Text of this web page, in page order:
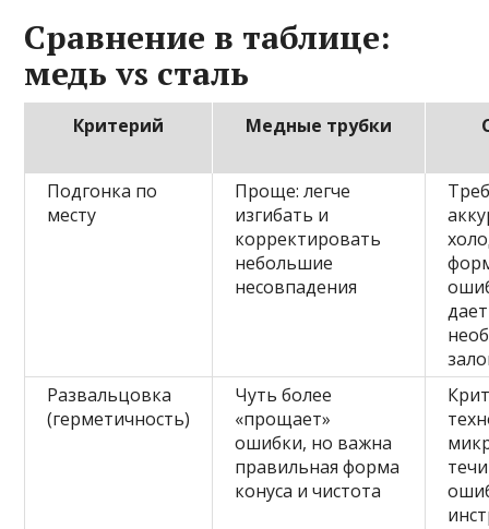
Сравнение в таблице:
медь vs сталь
Критерий Медные трубки
Подгонка по
месту
Проще: легче
изгибать и
корректировать
небольшие
несовпадения
дает
Развальцовка
(герметичность)
Чуть более
«прощает»
ошибки, но важна
правильная форма
конуса и чистота